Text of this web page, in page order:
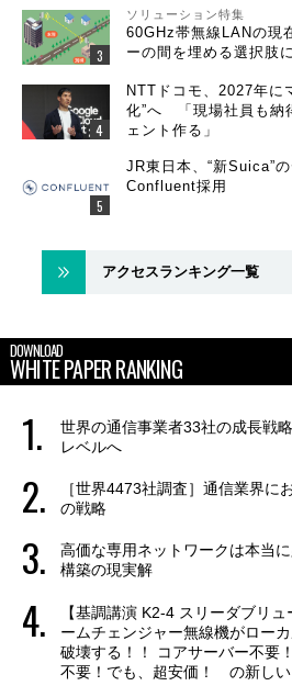
ソリューション特集
60GHz帯無線LANの
ーの間を埋める選択肢に
NTTドコモ、2027年に
化”へ 「現場社員も納
ェント作る」
JR東日本、“新Suica”
Confluent採用
アクセスランキング一覧
DOWNLOAD
WHITE PAPER RANKING
世界の通信事業者33社の成長戦
レベルへ
［世界4473社調査］通信業界に
の戦略
高価な専用ネットワークは本当
構築の現実解
【基調講演 K2-4 スリーダブリ
ームチェンジャー無線機がロー
破壊する！！ コアサーバー不要
不要！でも、超安価！ の新し